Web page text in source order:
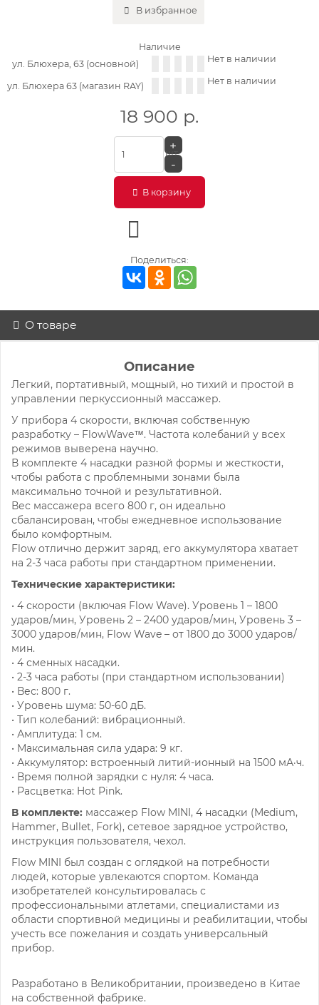
В избранное
Наличие
ул. Блюхера, 63 (основной)
Нет в наличии
ул. Блюхера 63 (магазин RAY) Нет в наличии
18 900 р.
шт.
+
-
В корзину
Поделиться:
О товаре
Описание
Легкий, портативный, мощный, но тихий и простой в
управлении перкуссионный массажер.
У прибора 4 скорости, включая собственную
разработку – FlowWave™. Частота колебаний у всех
режимов выверена научно.
В комплекте 4 насадки разной формы и жесткости,
чтобы работа с проблемными зонами была
максимально точной и результативной.
Вес массажера всего 800 г, он идеально
сбалансирован, чтобы ежедневное использование
было комфортным.
Flow отлично держит заряд, его аккумулятора хватает
на 2-3 часа работы при стандартном применении.
Технические характеристики:
• 4 скорости (включая Flow Wave). Уровень 1 – 1800
ударов/мин, Уровень 2 – 2400 ударов/мин, Уровень 3 –
3000 ударов/мин, Flow Wave – от 1800 до 3000 ударов/
мин.
• 4 сменных насадки.
• 2-3 часа работы (при стандартном использовании)
• Вес: 800 г.
• Уровень шума: 50-60 дБ.
• Тип колебаний: вибрационный.
• Амплитуда: 1 см.
• Максимальная сила удара: 9 кг.
• Аккумулятор: встроенный литий-ионный на 1500 мА·ч.
• Время полной зарядки с нуля: 4 часа.
• Расцветка: Hot Pink.
В комплекте: массажер Flow MINI, 4 насадки (Medium,
Hammer, Bullet, Fork), сетевое зарядное устройство,
инструкция пользователя, чехол.
Flow MINI был создан с оглядкой на потребности
людей, которые увлекаются спортом. Команда
изобретателей консультировалась с
профессиональными атлетами, специалистами из
области спортивной медицины и реабилитации, чтобы
учесть все пожелания и создать универсальный
прибор.
Разработано в Великобритании, произведено в Китае
на собственной фабрике.